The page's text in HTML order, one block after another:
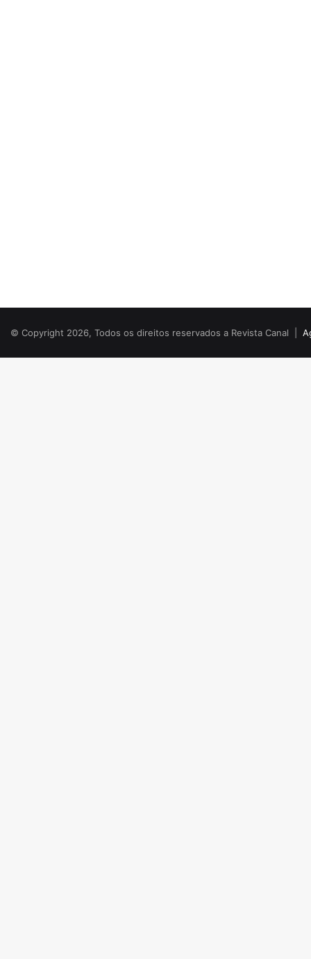
© Copyright 2026, Todos os direitos reservados a Revista Canal |